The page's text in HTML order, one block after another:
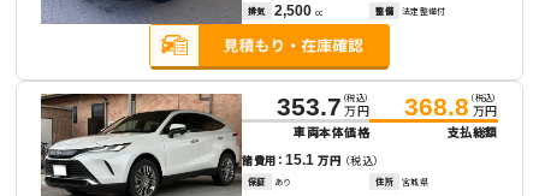
排気 2,500 cc 整備 法定整備付
353.7 （税込）
万円
車両本体価格
368.8 （税込）
万円
支払総額
諸費用：15.1万円 （税込）
保証 あり 住所 宮城県